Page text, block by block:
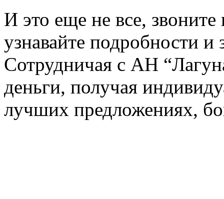
И это еще не все,
узнавайте подробности и
Сотрудничая с АН
деньги, получая
лучших предложениях,